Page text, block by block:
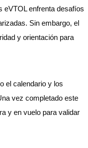
eVTOL enfrenta desafíos
Sin embargo, el
y orientación para
el calendario y los
vez completado este
y en vuelo para validar